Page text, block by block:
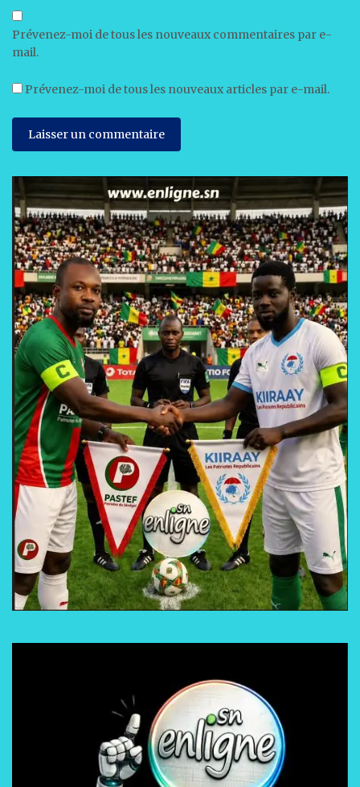
Prévenez-moi de tous les nouveaux commentaires par e-
mail.
Prévenez-moi de tous les nouveaux articles par e-mail.